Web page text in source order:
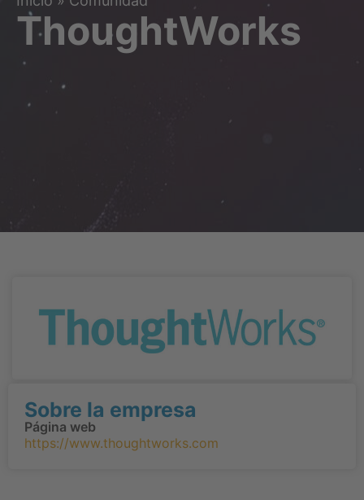
ThoughtWorks
Sobre la empresa
Página web
https://www.thoughtworks.com